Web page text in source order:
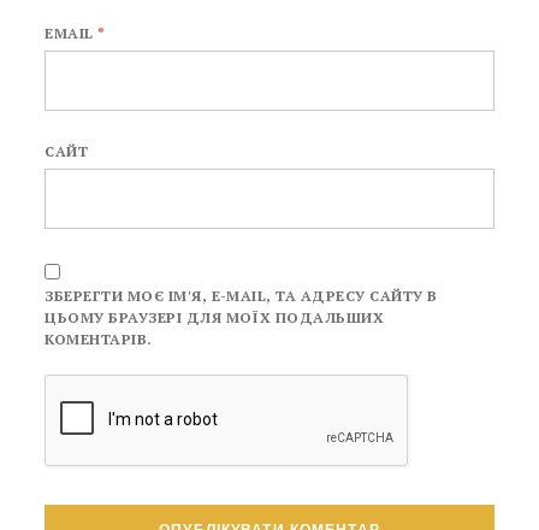
EMAIL*
САЙТ
ЗБЕРЕГТИ МОЄ ІМ'Я, E-MAIL, ТА АДРЕСУ САЙТУ В
ЦЬОМУ БРАУЗЕРІ ДЛЯ МОЇХ ПОДАЛЬШИХ
КОМЕНТАРІВ.